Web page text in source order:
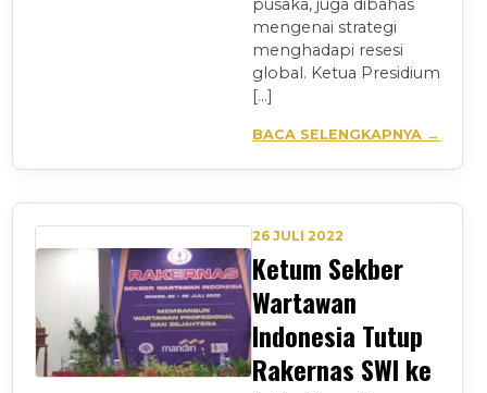
pusaka, juga dibahas
mengenai strategi
menghadapi resesi
global. Ketua Presidium
[…]
BACA SELENGKAPNYA →
26 JULI 2022
Ketum Sekber
Wartawan
Indonesia Tutup
Rakernas SWI ke